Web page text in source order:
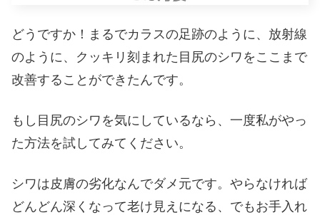
どうですか！まるでカラスの足跡のように、放射線
のように、クッキリ刻まれた目尻のシワをここまで
改善することができたんです。
もし目尻のシワを気にしているなら、一度私がやっ
た方法を試してみてください。
シワは皮膚の劣化なんでダメ元です。やらなければ
どんどん深くなって老け見えになる、でもお手入れ